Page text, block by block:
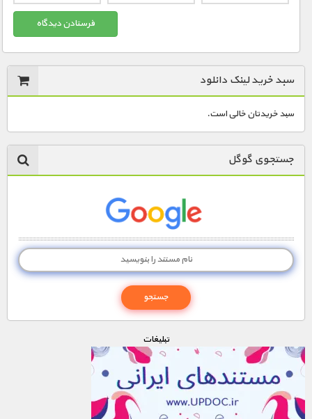
سبد خرید لینک دانلود
سبد خریدتان خالی است.
جستجوی گوگل
تبليغات